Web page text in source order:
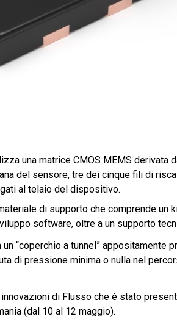
una matrice CMOS MEMS
del sensore, tre dei cinque fili di
al telaio del dispositivo.
di supporto che comprende un
software, oltre a un supporto
“coperchio a tunnel” appositamente
di pressione minima o nulla nel
di Flusso che è stato
(dal 10 al 12 maggio).